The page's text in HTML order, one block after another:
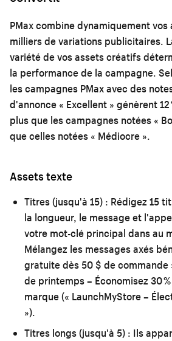
PMax combine dynamiquement vos
milliers de variations publicitaires.
variété de vos assets créatifs
la performance de la campagne.
les campagnes PMax avec des
d'annonce « Excellent » génèrent
plus que les campagnes notées «
que celles notées « Médiocre ».
Assets texte
Titres (jusqu'à 15) : Rédigez 15
la longueur, le message et
votre mot-clé principal dans au
Mélangez les messages axés
gratuite dès 50 $ de commande
de printemps – Économisez 30
marque (« LaunchMyStore –
»).
Titres longs (jusqu'à 5) : Ils